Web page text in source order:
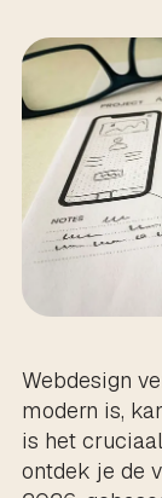
Webdesign
modern is,
is het
ontdek je de